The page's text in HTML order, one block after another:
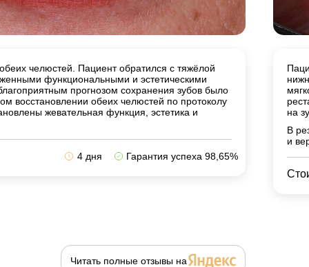
В
и
на
челюстей. Пациент обратился с тяжёлой
функциональными и эстетическими
прогнозом сохранения зубов было
восстановлении обеих челюстей по протоколу
жевательная функция, эстетика и
Гарантия успеха 98,65%
4 дня
Читать полные отзывы на